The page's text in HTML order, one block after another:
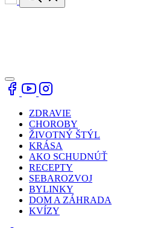
ZDRAVIE
CHOROBY
ŽIVOTNÝ ŠTÝL
KRÁSA
AKO SCHUDNÚŤ
RECEPTY
SEBAROZVOJ
BYLINKY
DOM A ZÁHRADA
KVÍZY